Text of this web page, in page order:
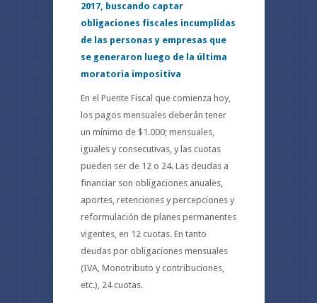
2017, buscando captar
obligaciones fiscales incumplidas
de las personas y empresas que
se generaron luego de la última
moratoria impositiva
En el Puente Fiscal que comienza hoy,
los pagos mensuales deberán tener
un mínimo de $1.000; mensuales,
iguales y consecutivas, y las cuotas
pueden ser de 12 o 24. Las deudas a
financiar son obligaciones anuales,
aportes, retenciones y percepciones y
reformulación de planes permanentes
vigentes, en 12 cuotas. En tanto
deudas por obligaciones mensuales
(IVA, Monotributo y contribuciones,
etc.), 24 cuotas.